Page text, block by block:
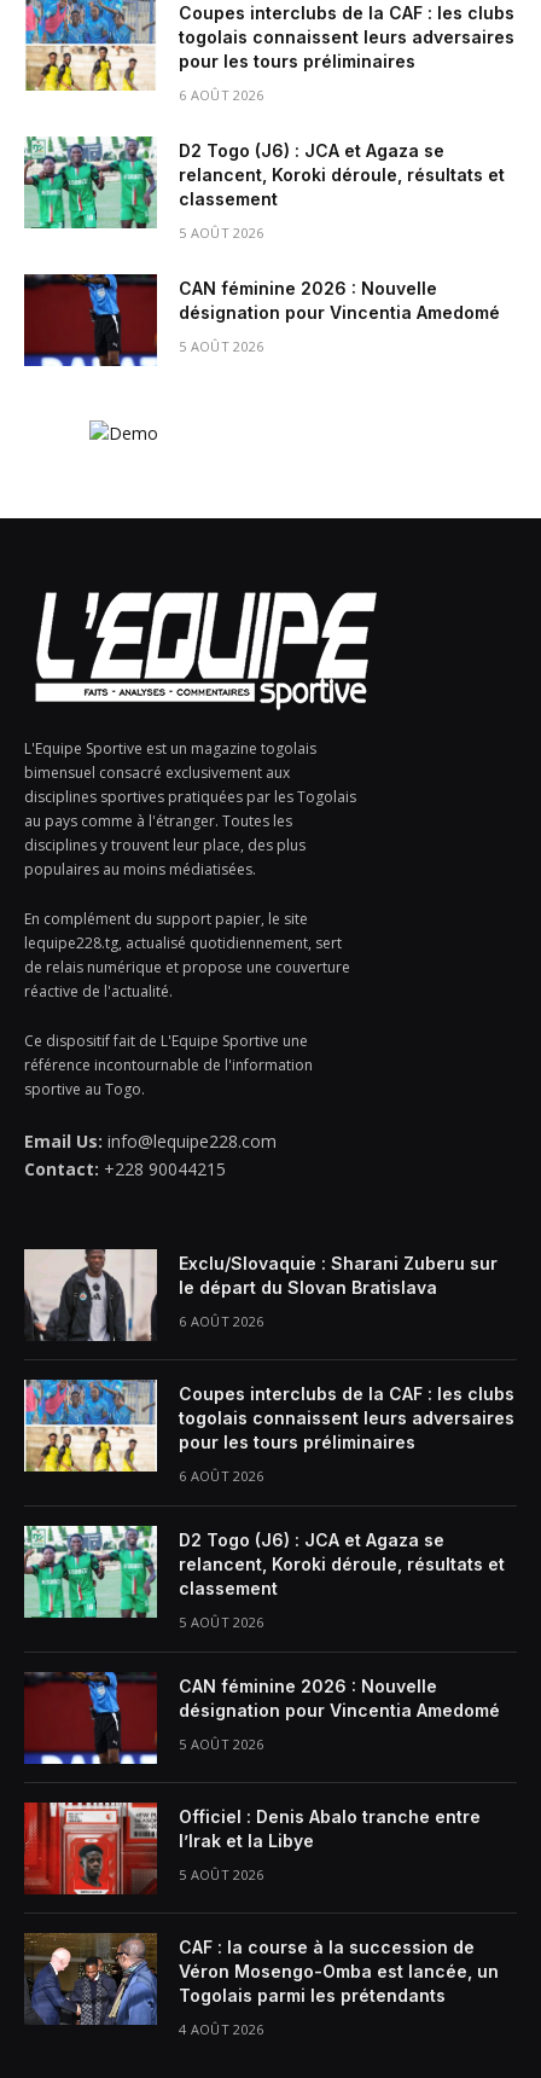
Coupes interclubs de la CAF : les clubs
togolais connaissent leurs adversaires
pour les tours préliminaires
6 AOÛT 2026
D2 Togo (J6) : JCA et Agaza se
relancent, Koroki déroule, résultats et
classement
5 AOÛT 2026
CAN féminine 2026 : Nouvelle
désignation pour Vincentia Amedomé
5 AOÛT 2026
L'Equipe Sportive est un magazine togolais
bimensuel consacré exclusivement aux
disciplines sportives pratiquées par les Togolais
au pays comme à l'étranger. Toutes les
disciplines y trouvent leur place, des plus
populaires au moins médiatisées.
En complément du support papier, le site
lequipe228.tg, actualisé quotidiennement, sert
de relais numérique et propose une couverture
réactive de l'actualité.
Ce dispositif fait de L'Equipe Sportive une
référence incontournable de l'information
sportive au Togo.
Email Us: info@lequipe228.com
Contact: +228 90044215
Exclu/Slovaquie : Sharani Zuberu sur
le départ du Slovan Bratislava
6 AOÛT 2026
Coupes interclubs de la CAF : les clubs
togolais connaissent leurs adversaires
pour les tours préliminaires
6 AOÛT 2026
D2 Togo (J6) : JCA et Agaza se
relancent, Koroki déroule, résultats et
classement
5 AOÛT 2026
CAN féminine 2026 : Nouvelle
désignation pour Vincentia Amedomé
5 AOÛT 2026
Officiel : Denis Abalo tranche entre
l’Irak et la Libye
5 AOÛT 2026
CAF : la course à la succession de
Véron Mosengo-Omba est lancée, un
Togolais parmi les prétendants
4 AOÛT 2026